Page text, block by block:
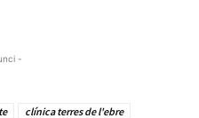
-
clínica terres de l'ebre